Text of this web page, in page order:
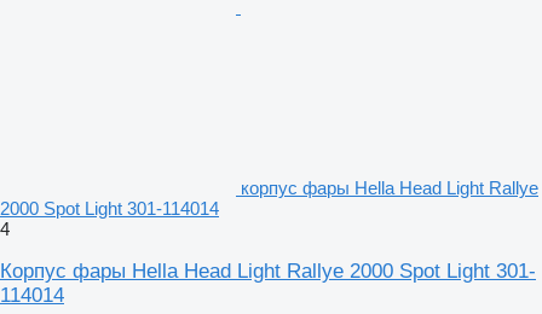
корпус фары Hella Head Light Rallye
2000 Spot Light 301-114014
4
Корпус фары Hella Head Light Rallye 2000 Spot Light 301-
114014